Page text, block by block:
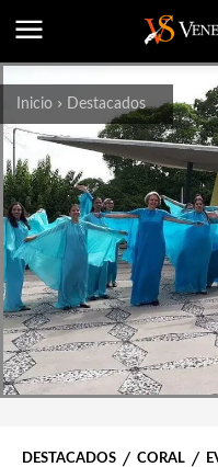
Inicio Destacados
DESTACADOS CORAL